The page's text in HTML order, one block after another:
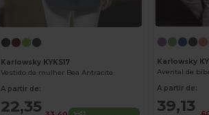
Karlowsky KYKS17
Vestido de mulher Bea Antracite
A partir de:
22,35
Karlowsky
Avental de
A partir de:
39,13